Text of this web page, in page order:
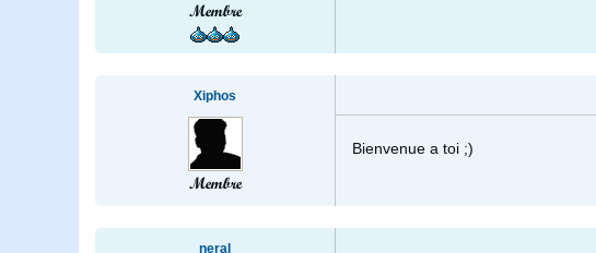
Membre
Xiphos
Membre
Bienvenue a toi ;)
neral